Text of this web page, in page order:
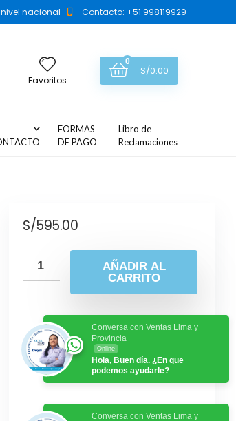
nacional Contacto: +51 998119929
Favoritos
0
S/0.00
FORMAS
DE PAGO
Libro de
Reclamaciones
S/595.00
AÑADIR AL
CARRITO
Conversa con Ventas Lima y
Provincia
Online
Hola, Buen día. ¿En que
podemos ayudarle?
Conversa con Ventas Lima y